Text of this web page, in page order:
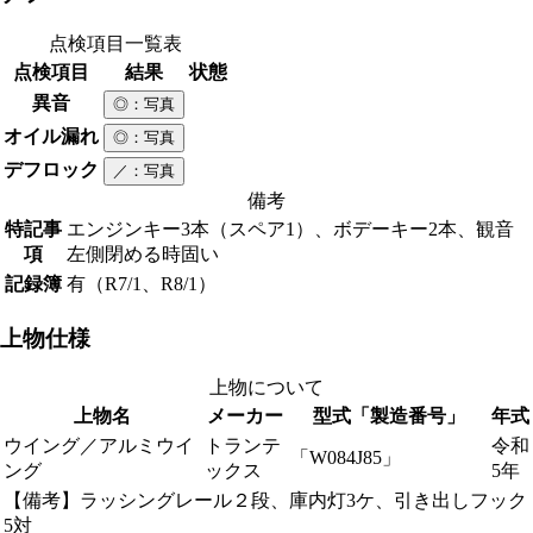
点検項目一覧表
点検項目
結果
状態
異音
◎ ：写真
オイル漏れ ◎ ：写真
デフロック ／ ：写真
備考
特記事
項
エンジンキー3本（スペア1）、ボデーキー2本、観音
左側閉める時固い
記録簿 有（R7/1、R8/1）
上物仕様
上物について
上物名
メーカー 型式「製造番号」
年式
ウイング／アルミウイ
ング
トランテ
ックス
「W084J85」
令和
5年
【備考】ラッシングレール２段、庫内灯3ケ、引き出しフック
5対